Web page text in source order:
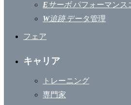
Eサーボパフォーマンス
W追跡データ管理
フェア
キャリア
トレーニング
専門家